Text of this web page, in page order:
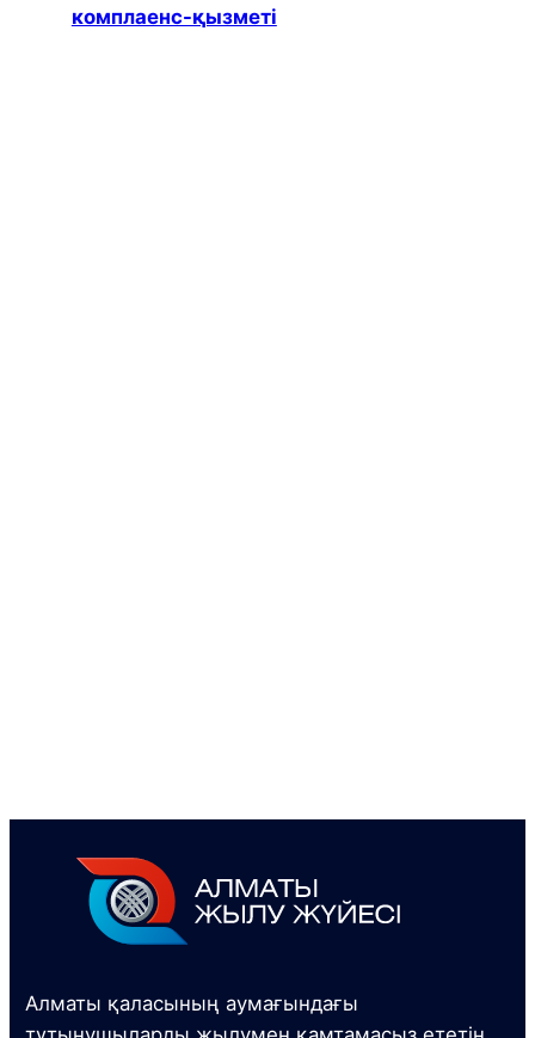
комплаенс-қызметі
Алматы қаласының аумағындағы